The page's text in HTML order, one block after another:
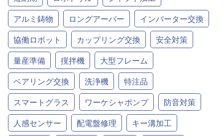
アルミ鋳物
ロングアーバー
インバーター交換
協働ロボット
カップリング交換
安全対策
量産準備
撹拌機
大型フレーム
ベアリング交換
洗浄機
特注品
スマートグラス
ワーケシャポンプ
防音対策
人感センサー
配電盤修理
キー溝加工